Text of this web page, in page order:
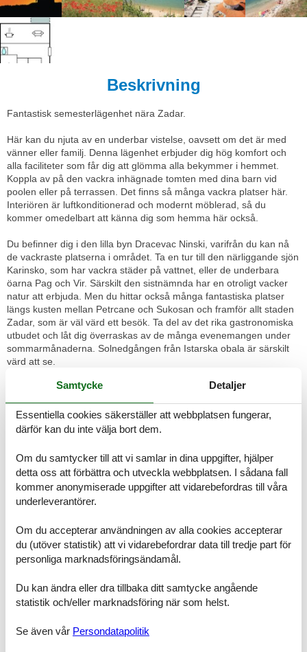
Beskrivning
Fantastisk semesterlägenhet nära Zadar.
Här kan du njuta av en underbar vistelse, oavsett om det är med
vänner eller familj. Denna lägenhet erbjuder dig hög komfort och
alla faciliteter som får dig att glömma alla bekymmer i hemmet.
Koppla av på den vackra inhägnade tomten med dina barn vid
poolen eller på terrassen. Det finns så många vackra platser här.
Interiören är luftkonditionerad och modernt möblerad, så du
kommer omedelbart att känna dig som hemma här också.
Du befinner dig i den lilla byn Dracevac Ninski, varifrån du kan nå
de vackraste platserna i området. Ta en tur till den närliggande sjön
Karinsko, som har vackra städer på vattnet, eller de underbara
öarna Pag och Vir. Särskilt den sistnämnda har en otroligt vacker
natur att erbjuda. Men du hittar också många fantastiska platser
längs kusten mellan Petrcane och Sukosan och framför allt staden
Zadar, som är väl värd ett besök. Ta del av det rika gastronomiska
utbudet och låt dig överraskas av de många evenemangen under
sommarmånaderna. Solnedgången från Istarska obala är särskilt
värd att se.
Se fram emot en semester i Dalmatien som du kommer att minnas
under lång tid framöver.
Rumsindelning
Semesterboende
Sovrum, 10 m², 2 personer
Sovrum, 10 m², 2 personer
Dubbelsäng
Dubbelsäng
Badrum, 5 m²
WC med varmt och kallt vatten, Dusch
Badrum, 5 m²
WC med varmt och kallt vatten, Dusch
Aktivitetsrum, 24 m²
Samtycke Detaljer
Essentiella cookies säkerställer att webbplatsen fungerar,
därför kan du inte välja bort dem.
Om du samtycker till att vi samlar in dina uppgifter, hjälper
detta oss att förbättra och utveckla webbplatsen. I sådana fall
kommer anonymiserade uppgifter att vidarebefordras till våra
underleverantörer.
Om du accepterar användningen av alla cookies accepterar
du (utöver statistik) att vi vidarebefordrar data till tredje part för
personliga marknadsföringsändamål.
Du kan ändra eller dra tillbaka ditt samtycke angående
statistik och/eller marknadsföring när som helst.
Se även vår Persondatapolitik